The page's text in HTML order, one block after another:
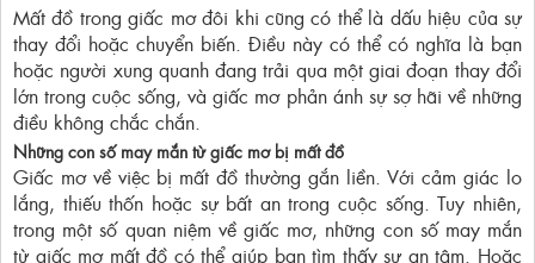
Mất đồ trong giấc mơ đôi khi cũng có thể là dấu hiệu của sự
thay đổi hoặc chuyển biến. Điều này có thể có nghĩa là bạn
hoặc người xung quanh đang trải qua một giai đoạn thay đổi
lớn trong cuộc sống, và giấc mơ phản ánh sự sợ hãi về những
điều không chắc chắn.
Những con số may mắn từ giấc mơ bị mất đồ
Giấc mơ về việc bị mất đồ thường gắn liền. Với cảm giác lo
lắng, thiếu thốn hoặc sự bất an trong cuộc sống. Tuy nhiên,
trong một số quan niệm về giấc mơ, những con số may mắn
từ giấc mơ mất đồ có thể giúp bạn tìm thấy sự an tâm. Hoặc